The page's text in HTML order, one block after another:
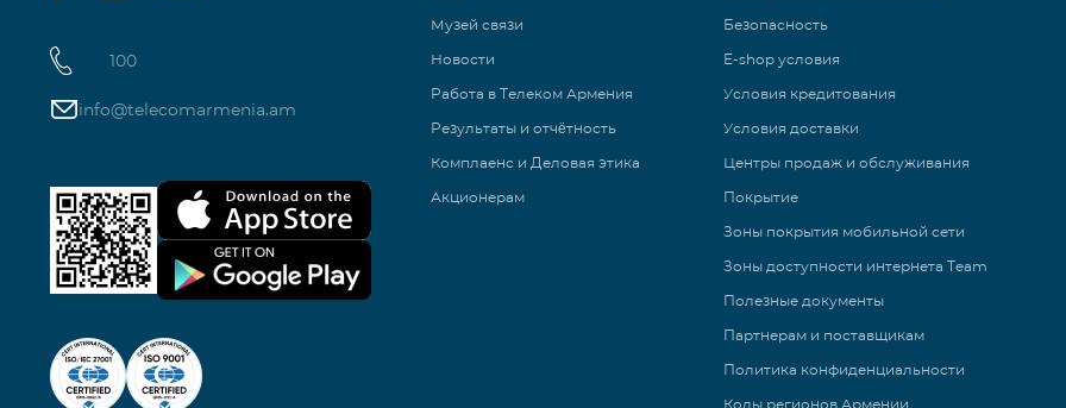
100
info@telecomarmenia.am
Музей связи
Новости
Работа в Телеком Армения
Результаты и отчётность
Комплаенс и Деловая этика
Акционерам
Безопасность
E-shop условия
Условия кредитования
Условия доставки
Центры продаж и обслуживания
Покрытие
Зоны покрытия мобильной сети
Зоны доступности интернета Team
Полезные документы
Партнерам и поставщикам
Политика конфиденциальности
Коды регионов Армении